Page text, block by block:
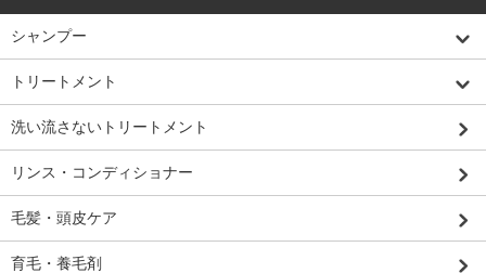
シャンプー
トリートメント
洗い流さないトリートメント
リンス・コンディショナー
毛髪・頭皮ケア
育毛・養毛剤